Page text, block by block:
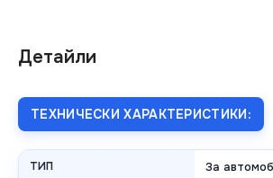
Детайли
ТЕХНИЧЕСКИ ХАРАКТЕРИСТИКИ:
ТИП За